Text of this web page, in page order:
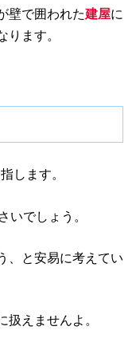
壁で囲われた建屋に
ります。
します。
いでしょう。
、と安易に考えてい
扱えませんよ。